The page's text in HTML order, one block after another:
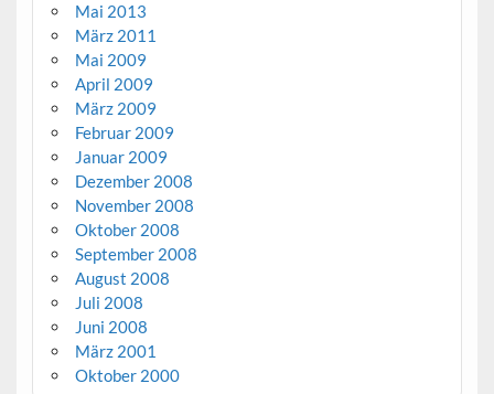
Mai 2013
März 2011
Mai 2009
April 2009
März 2009
Februar 2009
Januar 2009
Dezember 2008
November 2008
Oktober 2008
September 2008
August 2008
Juli 2008
Juni 2008
März 2001
Oktober 2000